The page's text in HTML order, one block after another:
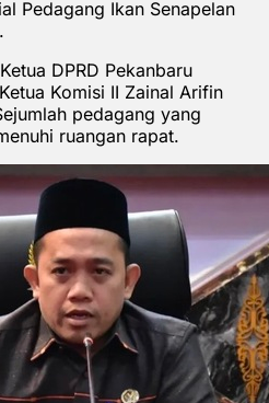
Pedagang Ikan Senapelan
DPRD Pekanbaru
Komisi II Zainal Arifin
pedagang yang
ruangan rapat.